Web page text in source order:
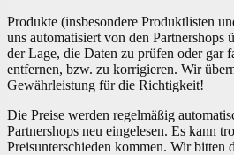
Produkte (insbesondere Produktlisten
uns automatisiert von den
der Lage, die Daten zu prüfen oder gar
entfernen, bzw. zu korrigieren. Wir
Gewährleistung für die Richtigkeit!
Die Preise werden regelmäßig
Partnershops neu eingelesen. Es kann
Preisunterschieden kommen. Wir bitten